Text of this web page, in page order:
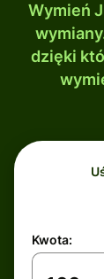
Wymień
dzięki
Kwota: